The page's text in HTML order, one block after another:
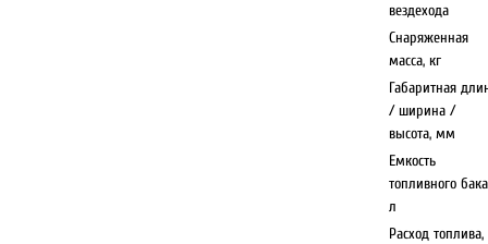
вездехода
Снаряженная
масса, кг
Габаритная
/ ширина /
высота, мм
Емкость
топливного
л
Расход топлива,